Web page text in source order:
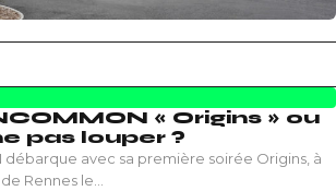
« Origins » ou
pas louper ?
débarque avec sa première soirée Origins, à
Rennes le…